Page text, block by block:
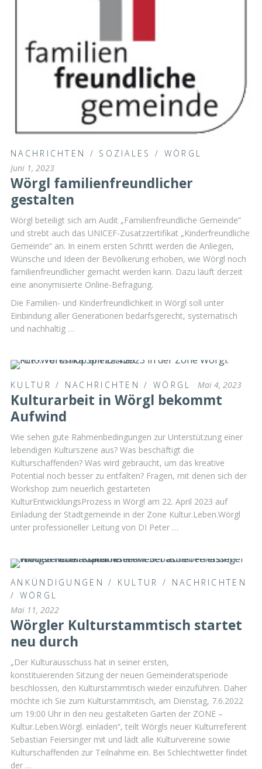
NACHRICHTEN / SOZIALES / WÖRGL
Juni 1, 2023
Wörgl familienfreundlicher
gestalten
Wörgl beteiligt sich am Audit „Familienfreundliche Gemeinde”
und strebt auch das UNICEF-Zusatzzertifikat „Kinderfreundliche
Gemeinde“ an. In einem ersten Schritt werden die Anliegen,
Wünsche und Ideen der Bevölkerung erhoben, wie Wörgl noch
familienfreundlicher gemacht werden kann. Dazu läuft derzeit
eine anonymisierte Online-Befragung.
Die Familien- und Kinderfreundlichkeit in Wörgl soll unter
Einbindung aller Generationen bedarfsgerecht, systematisch
und nachhaltig …
KULTUR / NACHRICHTEN /WÖRGL Mai 4, 2023
Kulturarbeit in Wörgl bekommt
Aufwind
Wie sehen gute Rahmenbedingungen zur Unterstützung einer
lebendigen Kulturszene aus? Was beschäftigt die
Kulturschaffenden? Was wird gebraucht, um das kreative
Potential noch besser zu entfalten? Fragen, mit denen sich der
Workshop zum neuerlich gestarteten
KulturEntwicklungsProzess in Wörgl am 22. April 2023 auf
Einladung der Stadtgemeinde in der Zone Kultur.Leben.Wörgl
unter professioneller Leitung von DI Peter …
ANKÜNDIGUNGEN / KULTUR / NACHRICHTEN
/ WÖRGL
Mai 11, 2022
Wörgler Kulturstammtisch startet
neu durch
„Der Kulturausschuss hat in seiner ersten,
konstituierenden Sitzung der neuen Gemeinderatsperiode
beschlossen, den Kulturstammtisch wieder einzuführen. Daher
möchte ich Sie zum Kulturstammtisch, am Dienstag, 7.6.2022
um 19:00 Uhr in den neu gestalteten Garten der ZONE –
Kultur.Leben.Wörgl. einladen“, teilt Wörgls neuer Kulturreferent
Sebastian Feiersinger mit und lädt alle Kulturvereine sowie
Kulturschaffenden zur Teilnahme ein. Bei Schlechtwetter findet
der …